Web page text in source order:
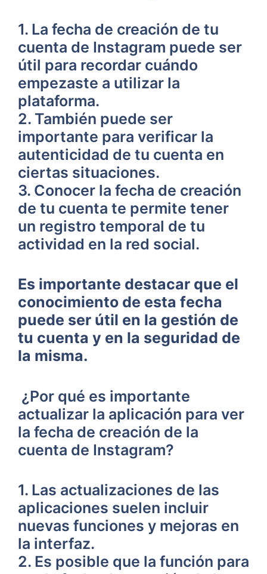
1. La ‍fecha de creación de tu
cuenta de Instagram puede ser
útil para recordar‌ cuándo
empezaste⁢ a utilizar la
plataforma.
2. También puede ser
importante para ⁢verificar la
‍autenticidad de tu cuenta en
ciertas situaciones.
3. Conocer ‍la fecha de creación
de tu ‌cuenta te permite tener
un registro⁣ temporal de tu
actividad en⁤ la red social.
Es importante destacar que el
conocimiento de esta⁢ fecha⁢
puede ser ⁤útil ⁤en la ‍gestión de
tu cuenta y en la seguridad de
la misma.
⁣ ¿Por qué es importante
actualizar la​ aplicación para ver
⁣la fecha de creación de ⁤la
⁢cuenta de‍ Instagram?
1. Las actualizaciones de las‍
aplicaciones suelen incluir
⁢nuevas⁤ funciones ‌y mejoras en
la interfaz.
2. Es posible que‌ la función‍ para